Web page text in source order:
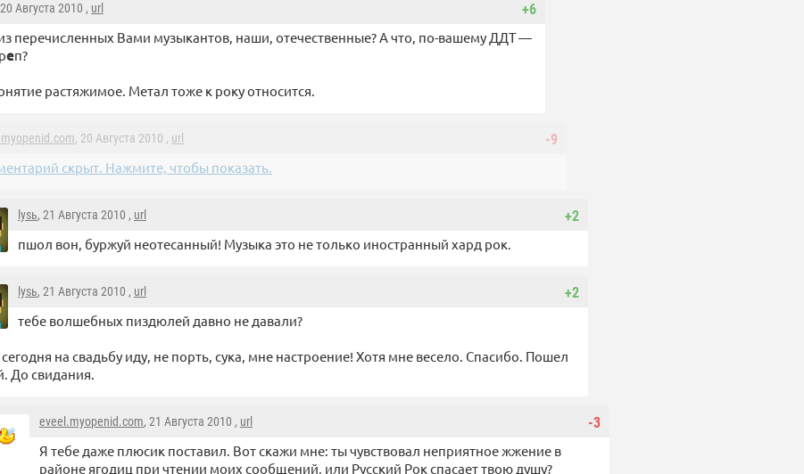
+6
Августа 2010 , url
перечисленных Вами музыкантов, наши, отечественные? А что, по-вашему ДДТ —
еп?
растяжимое. Метал тоже к року относится.
-9
, 20 Августа 2010 , url
скрыт. Нажмите, чтобы показать.
+2
lysь, 21 Августа 2010 , url
пшол вон, буржуй неотесанный! Музыка это не только иностранный хард рок.
+2
lysь, 21 Августа 2010 , url
тебе волшебных пиздюлей давно не давали?
на свадьбу иду, не порть, сука, мне настроение! Хотя мне весело. Спасибо. Пошел
До свидания.
-3
eveel.myopenid.com, 21 Августа 2010 , url
Я тебе даже плюсик поставил. Вот скажи мне: ты чувствовал неприятное жжение в
районе ягодиц при чтении моих сообщений, или Русский Рок спасает твою душу?